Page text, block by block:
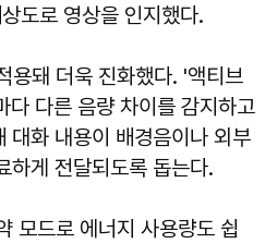
도로 영상을 인지했다.
용돼 더욱 진화했다. '액티브
다 다른 음량 차이를 감지하고
대화 내용이 배경음이나 외부
하게 전달되도록 돕는다.
모드로 에너지 사용량도 쉽